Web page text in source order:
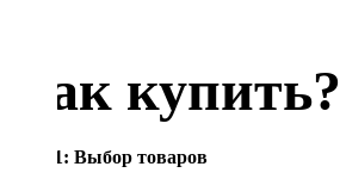
Как купить?
Шаг 1: Выбор товаров